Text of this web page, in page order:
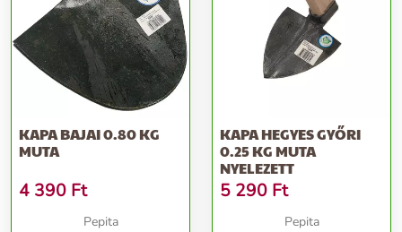
KAPA BAJAI 0.80 KG
MUTA
4 390 Ft
Pepita
KAPA HEGYES GYŐRI
0.25 KG MUTA
NYELEZETT
5 290 Ft
Pepita